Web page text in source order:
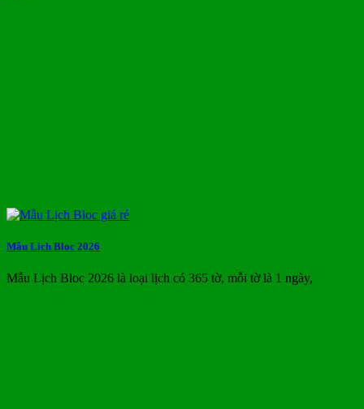
Mẫu Lịch Bloc 2026
Mẫu Lịch Bloc 2026 là loại lịch có 365 tờ, mỗi tờ là 1 ngày,